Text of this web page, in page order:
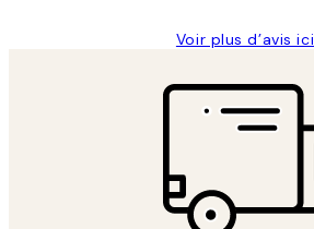
Voir plus d’avis ici